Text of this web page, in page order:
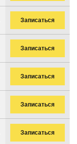
Записаться
Записаться
Записаться
Записаться
Записаться